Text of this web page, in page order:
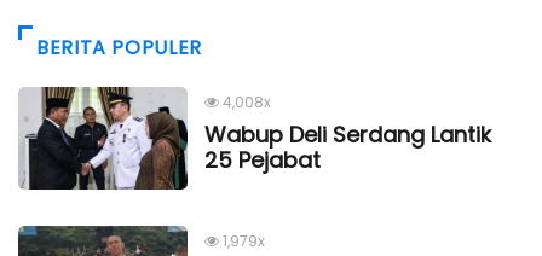
BERITA POPULER
4,008x
Wabup Deli Serdang Lantik
25 Pejabat
1,979x